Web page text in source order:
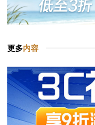
更多内容